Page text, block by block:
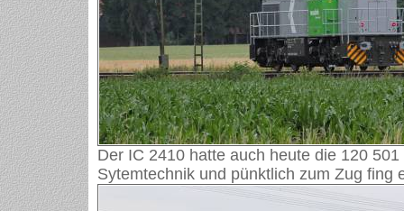
Der IC 2410 hatte auch heute die 120 501
Sytemtechnik und pünktlich zum Zug fing